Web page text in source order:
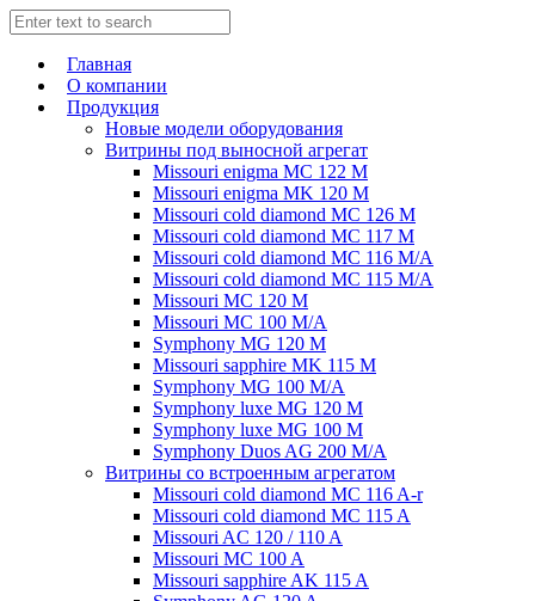
Главная
О компании
Продукция
Новые модели оборудования
Витрины под выносной агрегат
Missouri enigma MC 122 M
Missouri enigma MK 120 M
Missouri cold diamond MC 126 M
Missouri cold diamond MC 117 M
Missouri cold diamond MC 116 M/A
Missouri cold diamond MC 115 M/A
Missouri MC 120 M
Missouri MC 100 M/A
Symphony MG 120 M
Missouri sapphire MK 115 M
Symphony MG 100 M/А
Symphony luxe MG 120 M
Symphony luxe MG 100 M
Symphony Duos AG 200 M/A
Витрины со встроенным агрегатом
Missouri cold diamond MC 116 A-r
Missouri cold diamond MC 115 A
Missouri AC 120 / 110 A
Missouri MC 100 A
Missouri sapphire AK 115 A